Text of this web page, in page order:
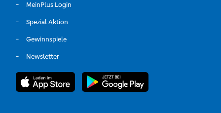
MeinPlus Login
Spezial Aktion
Gewinnspiele
Newsletter